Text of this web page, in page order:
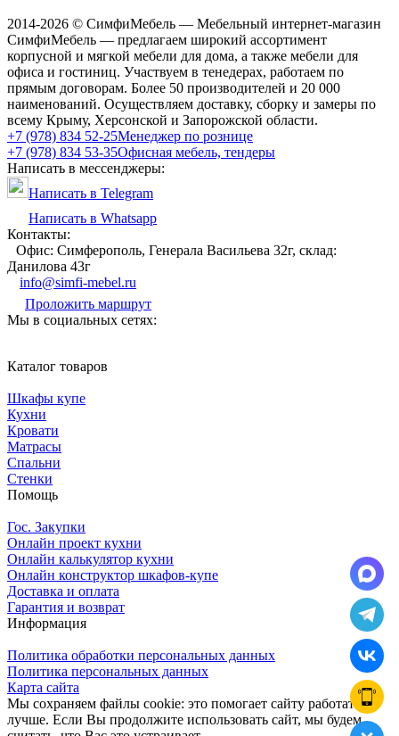
2014-2026 © СимфиМебель — Мебельный интернет-магазин
СимфиМебель — предлагаем широкий ассортимент
корпусной и мягкой мебели для дома, а также мебели для
офиса и гостиниц. Участвуем в тенедерах, работаем по
прямым договорам. Более 50 производителей и 20 000
наименований. Осуществляем доставку, сборку и замеры по
всему Крыму, Херсонской и Запорожской области.
+7 (978) 834 52-25Менеджер по рознице
+7 (978) 834 53-35Офисная мебель, тендеры
Написать в мессенджеры:
Написать в Telegram
Написать в Whatsapp
Контакты:
Офис: Симферополь, Генерала Васильева 32г, склад:
Данилова 43г
info@simfi-mebel.ru
Проложить маршрут
Мы в социальных сетях:
Каталог товаров
Шкафы купе
Кухни
Кровати
Матрасы
Cпальни
Стенки
Помощь
Гос. Закупки
Онлайн проект кухни
Онлайн калькулятор кухни
Онлайн конструктор шкафов-купе
Доставка и оплата
Гарантия и возврат
Информация
Политика обработки персональных данных
Политика персональных данных
Карта сайта
Мы сохраняем файлы cookie: это помогает сайту работать
лучше. Если Вы продолжите использовать сайт, мы будем